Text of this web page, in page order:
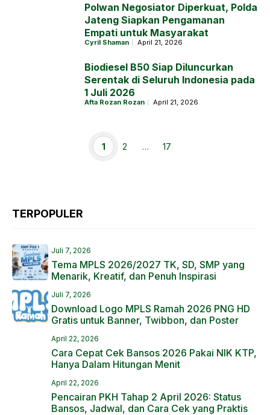
Polwan Negosiator Diperkuat, Polda
Jateng Siapkan Pengamanan
Empati untuk Masyarakat
Cyril Shaman April 21, 2026
Biodiesel B50 Siap Diluncurkan
Serentak di Seluruh Indonesia pada
1 Juli 2026
Afta Rozan Rozan April 21, 2026
Halaman
1 Halaman
2 … Halaman
17
TERPOPULER
Juli 7, 2026
Tema MPLS 2026/2027 TK, SD, SMP yang
Menarik, Kreatif, dan Penuh Inspirasi
Juli 7, 2026
Download Logo MPLS Ramah 2026 PNG HD
Gratis untuk Banner, Twibbon, dan Poster
April 22, 2026
Cara Cepat Cek Bansos 2026 Pakai NIK KTP,
Hanya Dalam Hitungan Menit
April 22, 2026
Pencairan PKH Tahap 2 April 2026: Status
Bansos, Jadwal, dan Cara Cek yang Praktis